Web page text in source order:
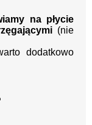
na płycie
(nie
dodatkowo